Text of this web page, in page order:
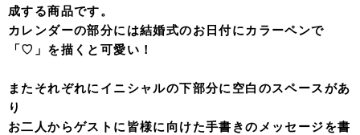
成する商品です。
カレンダーの部分には結婚式のお日付にカラーペンで
「♡」を描くと可愛い！
またそれぞれにイニシャルの下部分に空白のスペースがあ
り
お二人からゲストに皆様に向けた手書きのメッセージを書